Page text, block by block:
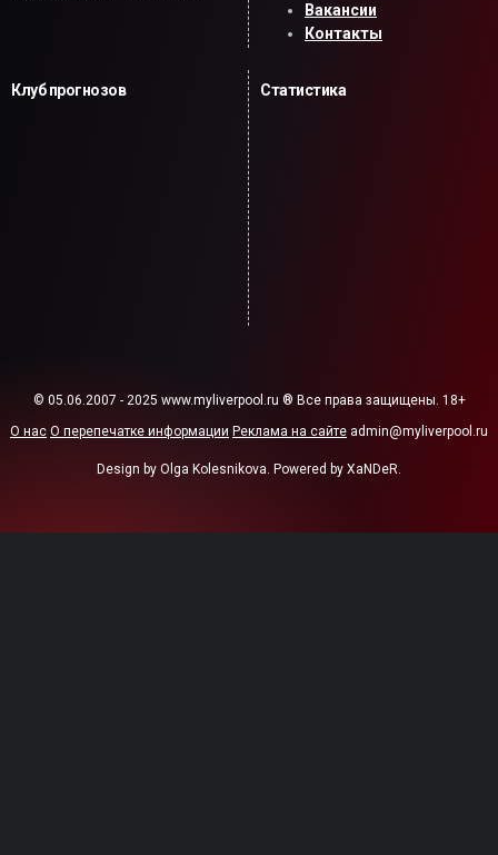
Вакансии
Контакты
Клуб прогнозов Статистика
© 05.06.2007 - 2025 www.myliverpool.ru ® Все права защищены. 18+
О нас О перепечатке информации Реклама на сайте admin@myliverpool.ru
Design by Olga Kolesnikova. Powered by XaNDeR.